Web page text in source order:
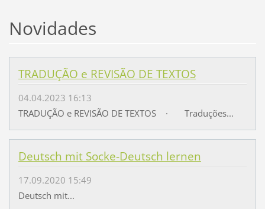
Novidades
TRADUÇÃO e REVISÃO DE TEXTOS
04.04.2023 16:13
TRADUÇÃO e REVISÃO DE TEXTOS · Traduções...
Deutsch mit Socke-Deutsch lernen
17.09.2020 15:49
Deutsch mit...